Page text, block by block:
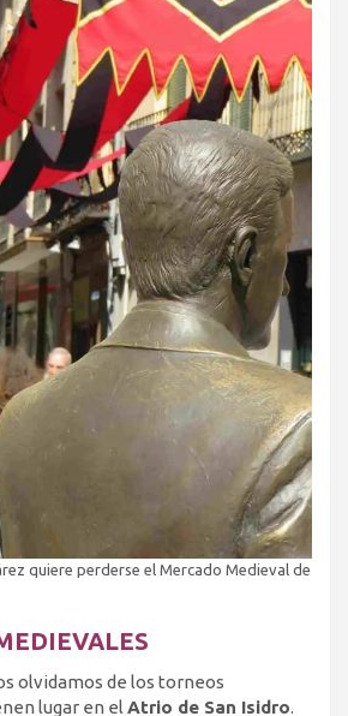
quiere perderse el Mercado Medieval de
olvidamos de los torneos
lugar en el Atrio de San Isidro.